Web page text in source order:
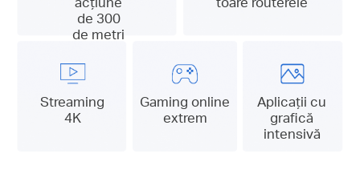
de 300
de metri
Streaming
4K
Gaming online
extrem
Aplicații cu
grafică
intensivă